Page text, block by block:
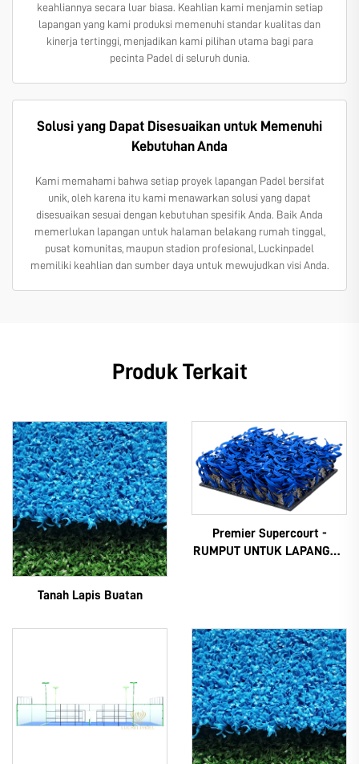
keahliannya secara luar biasa. Keahlian kami menjamin setiap
lapangan yang kami produksi memenuhi standar kualitas dan
kinerja tertinggi, menjadikan kami pilihan utama bagi para
pecinta Padel di seluruh dunia.
Solusi yang Dapat Disesuaikan untuk Memenuhi
Kebutuhan Anda
Kami memahami bahwa setiap proyek lapangan Padel bersifat
unik, oleh karena itu kami menawarkan solusi yang dapat
disesuaikan sesuai dengan kebutuhan spesifik Anda. Baik Anda
memerlukan lapangan untuk halaman belakang rumah tinggal,
pusat komunitas, maupun stadion profesional, Luckinpadel
memiliki keahlian dan sumber daya untuk mewujudkan visi Anda.
Produk Terkait
Tanah Lapis Buatan
Premier Supercourt -
RUMPUT UNTUK LAPANGAN